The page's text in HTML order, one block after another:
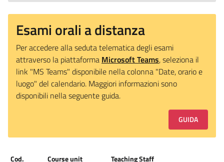
Esami orali a distanza
Per accedere alla seduta telematica degli esami
attraverso la piattaforma Microsoft Teams, seleziona il
link "MS Teams" disponibile nella colonna "Date, orario e
luogo" del calendario. Maggiori informazioni sono
disponibili nella seguente guida.
GUIDA
Cod. Course unit
Teaching Staff